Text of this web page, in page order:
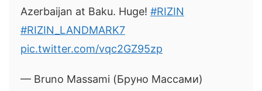
Azerbaijan at Baku. Huge! #RIZIN
#RIZIN_LANDMARK7
pic.twitter.com/vqc2GZ95zp
— Bruno Massami (Бруно Массами)